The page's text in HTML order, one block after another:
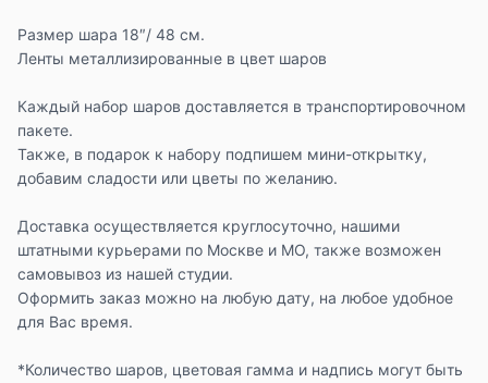
Размер шара 18″/ 48 см.
Ленты металлизированные в цвет шаров
Каждый набор шаров доставляется в транспортировочном
пакете.
Также, в подарок к набору подпишем мини-открытку,
добавим сладости или цветы по желанию.
Доставка осуществляется круглосуточно, нашими
штатными курьерами по Москве и МО, также возможен
самовывоз из нашей студии.
Оформить заказ можно на любую дату, на любое удобное
для Вас время.
*Количество шаров, цветовая гамма и надпись могут быть